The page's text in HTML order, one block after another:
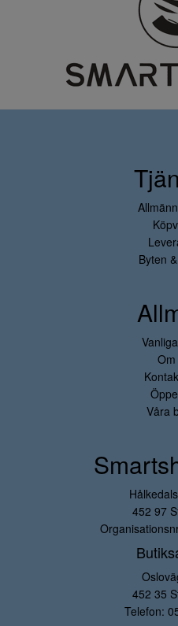
Byten
Våra
452 97
452 35
Telefon: